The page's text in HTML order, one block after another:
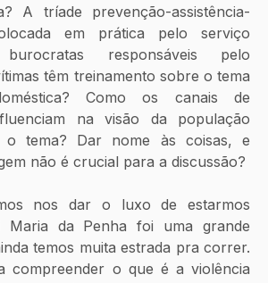
A tríade prevenção-assistência-
em prática pelo serviço
responsáveis pelo
têm treinamento sobre o tema
Como os canais de
na visão da população
o tema? Dar nome às coisas, e
não é crucial para a discussão?
nos dar o luxo de estarmos
Maria da Penha foi uma grande
temos muita estrada pra correr.
compreender o que é a violência